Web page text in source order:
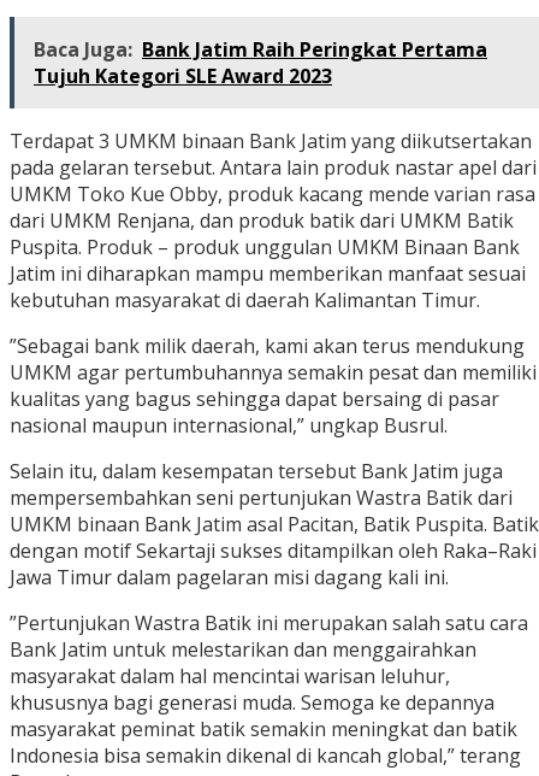
Baca Juga: Bank Jatim Raih Peringkat Pertama
Tujuh Kategori SLE Award 2023
Terdapat 3 UMKM binaan Bank Jatim yang diikutsertakan
pada gelaran tersebut. Antara lain produk nastar apel dari
UMKM Toko Kue Obby, produk kacang mende varian rasa
dari UMKM Renjana, dan produk batik dari UMKM Batik
Puspita. Produk – produk unggulan UMKM Binaan Bank
Jatim ini diharapkan mampu memberikan manfaat sesuai
kebutuhan masyarakat di daerah Kalimantan Timur.
”Sebagai bank milik daerah, kami akan terus mendukung
UMKM agar pertumbuhannya semakin pesat dan memiliki
kualitas yang bagus sehingga dapat bersaing di pasar
nasional maupun internasional,” ungkap Busrul.
Selain itu, dalam kesempatan tersebut Bank Jatim juga
mempersembahkan seni pertunjukan Wastra Batik dari
UMKM binaan Bank Jatim asal Pacitan, Batik Puspita. Batik
dengan motif Sekartaji sukses ditampilkan oleh Raka–Raki
Jawa Timur dalam pagelaran misi dagang kali ini.
”Pertunjukan Wastra Batik ini merupakan salah satu cara
Bank Jatim untuk melestarikan dan menggairahkan
masyarakat dalam hal mencintai warisan leluhur,
khususnya bagi generasi muda. Semoga ke depannya
masyarakat peminat batik semakin meningkat dan batik
Indonesia bisa semakin dikenal di kancah global,” terang